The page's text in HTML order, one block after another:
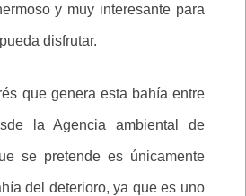
y muy interesante para
disfrutar.
que genera esta bahía entre
la Agencia ambiental de
se pretende es únicamente
del deterioro, ya que es uno